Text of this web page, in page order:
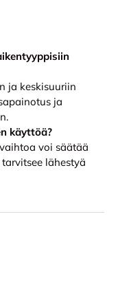
ja keskisuuriin
ja
käyttöä?
voi säätää
lähestyä